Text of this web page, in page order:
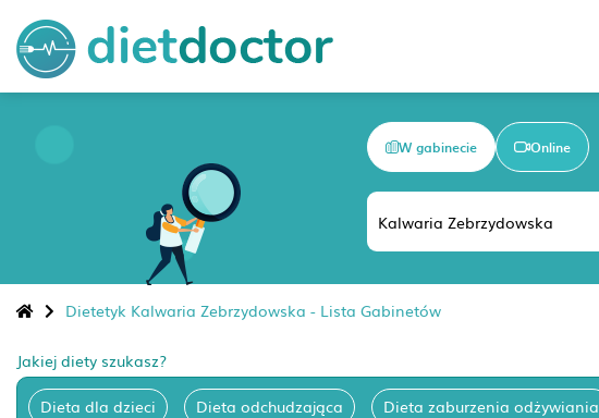
W gabinecie Online
Dietetyk Kalwaria Zebrzydowska - Lista Gabinetów
Jakiej diety szukasz?
Dieta dla dzieci Dieta odchudzająca Dieta zaburzenia odżywiania